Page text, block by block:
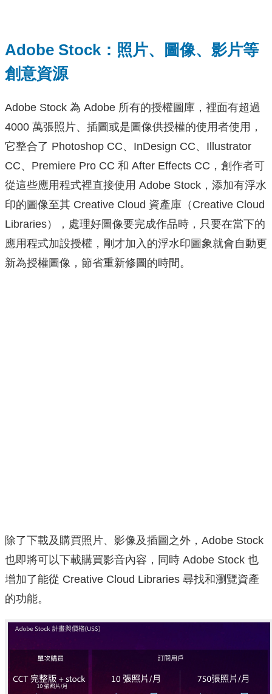
Adobe Stock：照片、圖像、影片等
創意資源
Adobe Stock 為 Adobe 所有的授權圖庫，裡面有超過
4000 萬張照片、插圖或是圖像供授權的使用者使用，
它整合了 Photoshop CC、InDesign CC、Illustrator
CC、Premiere Pro CC 和 After Effects CC，創作者可
從這些應用程式裡直接使用 Adobe Stock，添加有浮水
印的圖像至其 Creative Cloud 資產庫（Creative Cloud
Libraries），處理好圖像要完成作品時，只要在當下的
應用程式加設授權，剛才加入的浮水印圖象就會自動更
新為授權圖像，節省重新修圖的時間。
除了下載及購買照片、影像及插圖之外，Adobe Stock
也即將可以下載購買影音內容，同時 Adobe Stock 也
增加了能從 Creative Cloud Libraries 尋找和瀏覽資產
的功能。